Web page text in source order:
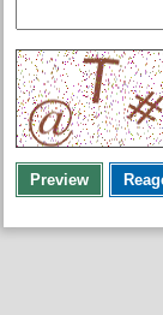
Preview